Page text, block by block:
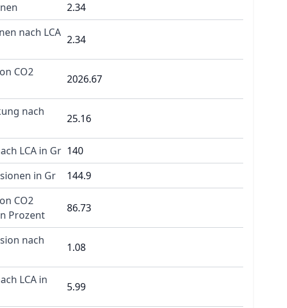
2.34
nach LCA
2.34
CO2
2026.67
nach
25.16
LCA in Gr 140
in Gr
144.9
CO2
Prozent
86.73
nach
1.08
LCA in
5.99